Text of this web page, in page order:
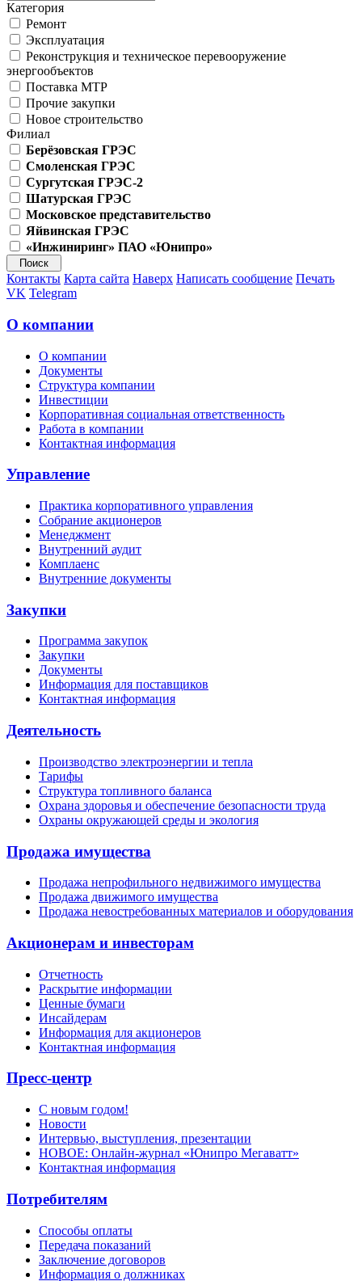
Категория
Ремонт
Эксплуатация
Реконструкция и техническое перевооружение
энергообъектов
Поставка МТР
Прочие закупки
Новое строительство
Филиал
Берёзовская ГРЭС
Смоленская ГРЭС
Сургутская ГРЭС-2
Шатурская ГРЭС
Московское представительство
Яйвинская ГРЭС
«Инжиниринг» ПАО «Юнипро»
Контакты Карта сайта Наверх Написать сообщение Печать
VK Telegram
О компании
О компании
Документы
Структура компании
Инвестиции
Корпоративная социальная ответственность
Работа в компании
Контактная информация
Управление
Практика корпоративного управления
Собрание акционеров
Менеджмент
Внутренний аудит
Комплаенс
Внутренние документы
Закупки
Программа закупок
Закупки
Документы
Информация для поставщиков
Контактная информация
Деятельность
Производство электроэнергии и тепла
Тарифы
Структура топливного баланса
Охрана здоровья и обеспечение безопасности труда
Охраны окружающей среды и экология
Продажа имущества
Продажа непрофильного недвижимого имущества
Продажа движимого имущества
Продажа невостребованных материалов и оборудования
Акционерам и инвесторам
Отчетность
Раскрытие информации
Ценные бумаги
Инсайдерам
Информация для акционеров
Контактная информация
Пресс-центр
С новым годом!
Новости
Интервью, выступления, презентации
НОВОЕ: Онлайн-журнал «Юнипро Мегаватт»
Контактная информация
Потребителям
Способы оплаты
Передача показаний
Заключение договоров
Информация о должниках